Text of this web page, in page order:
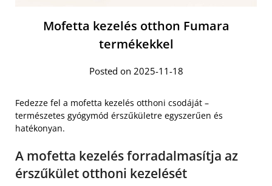
Mofetta kezelés otthon Fumara
termékekkel
Posted on 2025-11-18
Fedezze fel a mofetta kezelés otthoni csodáját –
természetes gyógymód érszűkületre egyszerűen és
hatékonyan.
A mofetta kezelés forradalmasítja az
érszűkület otthoni kezelését